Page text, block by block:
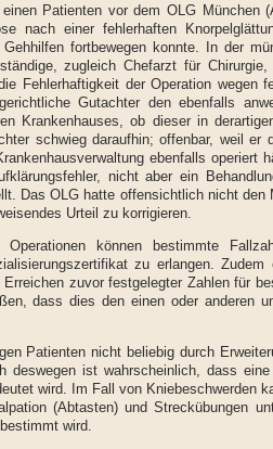
Patienten vor dem OLG München
nach einer fehlerhaften
fortbewegen konnte. In der
zugleich Chefarzt für
Fehlerhaftigkeit der Operation wegen
Gutachter den ebenfalls
Krankenhauses, ob dieser in
schwieg daraufhin; offenbar, weil er
ebenfalls operiert
nicht aber ein
Das OLG hatte offensichtlich nicht den
Urteil zu korrigieren.
können bestimmte
zu erlangen. Zudem
zuvor festgelegter Zahlen für
dass dies den einen oder anderen
Patienten nicht beliebig durch
deswegen ist wahrscheinlich, dass
wird. Im Fall von Kniebeschwerden
(Abtasten) und Streckübungen
wird.